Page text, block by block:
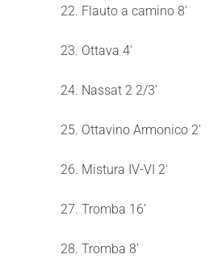
22. Flauto a camino 8'
23. Ottava 4'
24. Nassat 2 2/3'
25. Ottavino Armonico 2'
26. Mistura IV-VI 2'
27. Tromba 16'
28. Tromba 8'